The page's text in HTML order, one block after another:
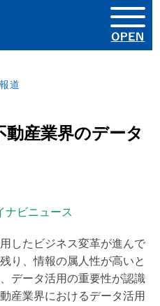
道
産業界のデータ
ナビニュース
したビジネス変革が進んで
り、情報の属人性が高いと
データ活用の重要性が認識
産業界におけるデータ活用